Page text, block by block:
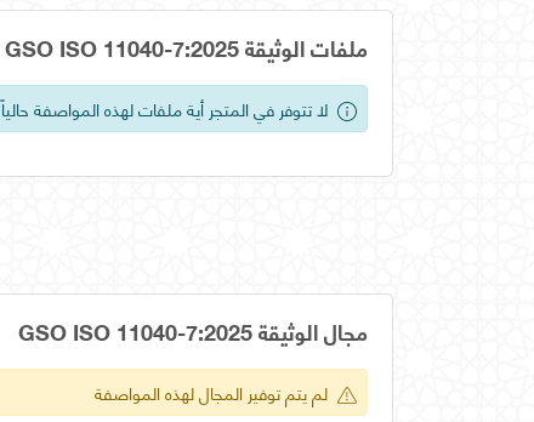
ملفات الوثيقة GSO ISO 11040-7:2025
لا تتوفر في المتجر أية ملفات لهذه المواصفة حالياً
مجال الوثيقة GSO ISO 11040-7:2025
لم يتم توفير المجال لهذه المواصفة